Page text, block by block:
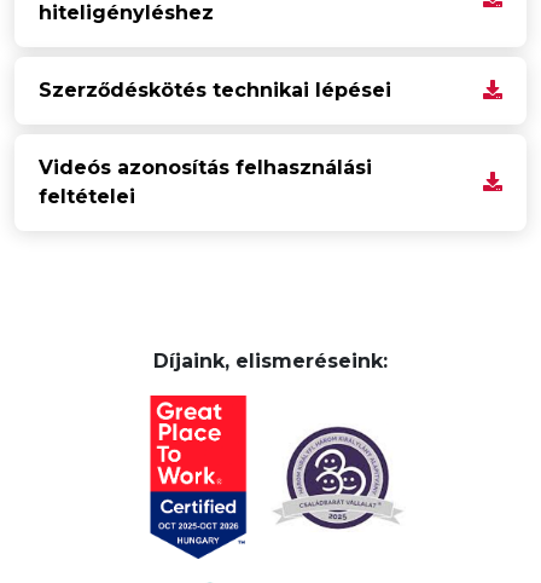
hiteligényléshez
Szerződéskötés technikai lépései
Videós azonosítás felhasználási
feltételei
Díjaink, elismeréseink: